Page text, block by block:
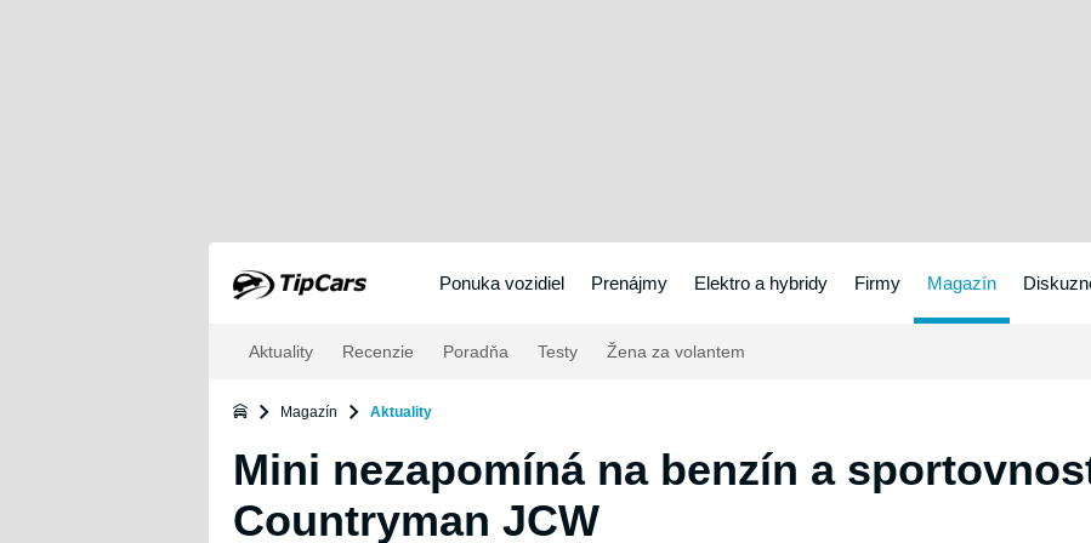
Ponuka vozidiel Prenájmy Elektro a hybridy Firmy Magazín
Aktuality Recenzie Poradňa Testy Žena za volantem
Magazín Aktuality
Mini nezapomíná na benzín a
Countryman JCW